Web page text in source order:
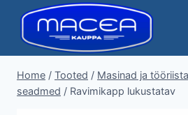
content
Home / Tooted / Masinad ja
seadmed / Ravimikapp lukustatav